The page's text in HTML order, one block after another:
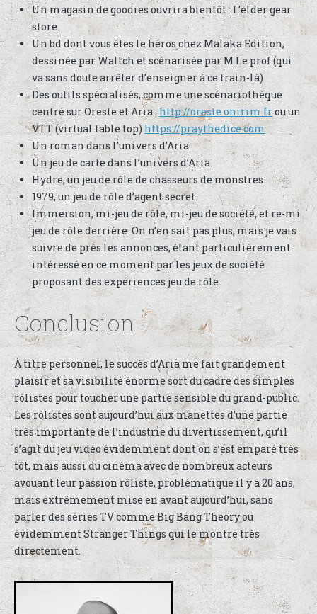
Un magasin de goodies ouvrira bientôt : L’elder gear
store.
Un bd dont vous êtes le héros chez Malaka Edition,
dessinée par Waltch et scénarisée par M.Le prof (qui
va sans doute arrêter d’enseigner à ce train-là)
Des outils spécialisés, comme une scénariothèque
centré sur Oreste et Aria : http://oreste.onirim.frou un
VTT (virtual table top) https://praythedice.com
Un roman dans l’univers d’Aria.
Un jeu de carte dans l’univers d’Aria.
Hydre, un jeu de rôle de chasseurs de monstres.
1979, un jeu de rôle d’agent secret.
Immersion, mi-jeu de rôle, mi-jeu de société, et re-mi
jeu de rôle derrière. On n’en sait pas plus, mais je vais
suivre de près les annonces, étant particulièrement
intéressé en ce moment par les jeux de société
proposant des expériences jeu de rôle.
Conclusion
À titre personnel, le succès d’Aria me fait grandement
plaisir et sa visibilité énorme sort du cadre des simples
rôlistes pour toucher une partie sensible du grand-public.
Les rôlistes sont aujourd’hui aux manettes d’une partie
très importante de l’industrie du divertissement, qu’il
s’agit du jeu vidéo évidemment dont on s’est emparé très
tôt, mais aussi du cinéma avec de nombreux acteurs
avouant leur passion rôliste, problématique il y a 20 ans,
mais extrêmement mise en avant aujourd’hui, sans
parler des séries TV comme Big Bang Theory ou
évidemment Stranger Things qui le montre très
directement.